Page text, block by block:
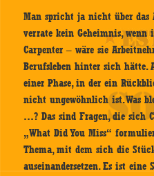
Man spricht ja nicht über das
verrate kein Geheimnis, wenn
Carpenter – wäre sie
Berufsleben hinter sich hätte.
einer Phase, in der ein
nicht ungewöhnlich ist. Was
…? Das sind Fragen, die sich
„What Did You Miss“
Thema, mit dem sich die
auseinandersetzen. Es ist eine